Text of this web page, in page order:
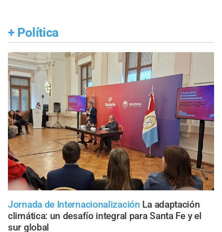
+ Política
Jornada de Internacionalización La adaptación
climática: un desafío integral para Santa Fe y el
sur global